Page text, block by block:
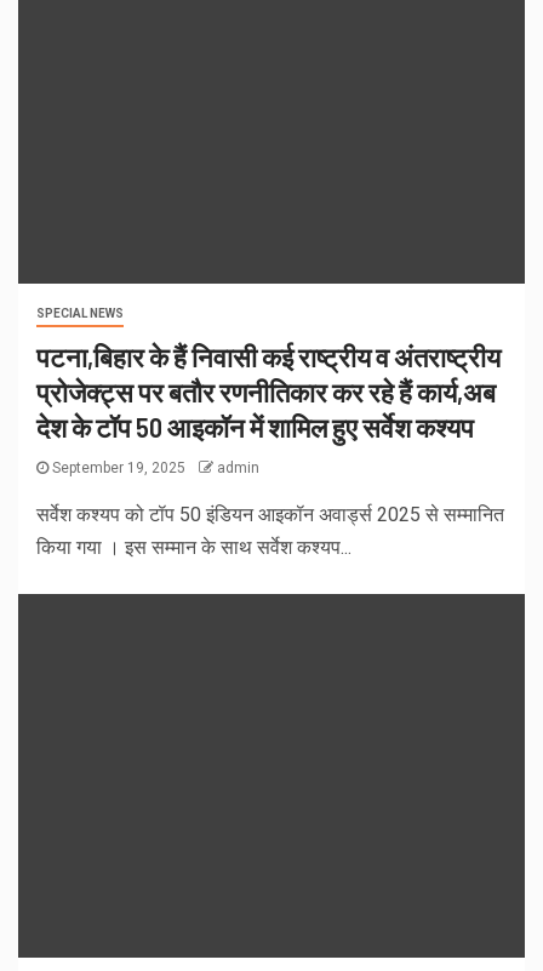
SPECIAL NEWS
पटना,बिहार के हैं निवासी कई राष्ट्रीय व अंतराष्ट्रीय
प्रोजेक्ट्स पर बतौर रणनीतिकार कर रहे हैं कार्य,अब
देश के टॉप 50 आइकॉन में शामिल हुए सर्वेश कश्यप
September 19, 2025 admin
सर्वेश कश्यप को टॉप 50 इंडियन आइकॉन अवार्ड्स 2025 से सम्मानित
किया गया । इस सम्मान के साथ सर्वेश कश्यप...